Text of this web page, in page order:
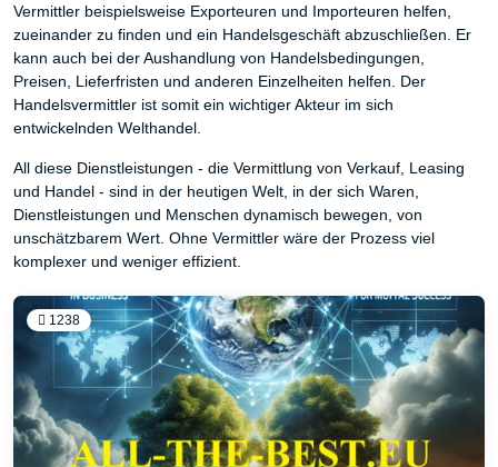
Vermittler beispielsweise Exporteuren und Importeuren helfen,
zueinander zu finden und ein Handelsgeschäft abzuschließen. Er
kann auch bei der Aushandlung von Handelsbedingungen,
Preisen, Lieferfristen und anderen Einzelheiten helfen. Der
Handelsvermittler ist somit ein wichtiger Akteur im sich
entwickelnden Welthandel.
All diese Dienstleistungen - die Vermittlung von Verkauf, Leasing
und Handel - sind in der heutigen Welt, in der sich Waren,
Dienstleistungen und Menschen dynamisch bewegen, von
unschätzbarem Wert. Ohne Vermittler wäre der Prozess viel
komplexer und weniger effizient.
1238